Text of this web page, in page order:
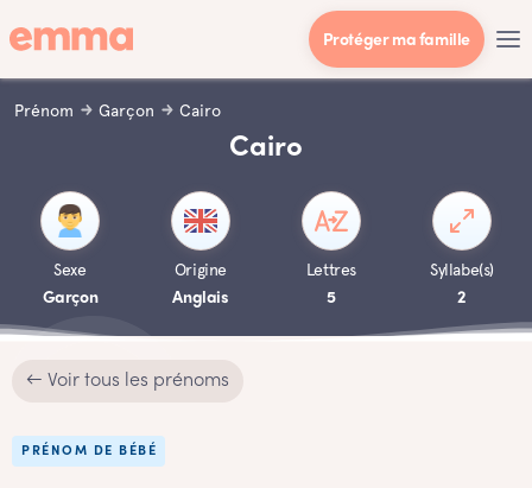
Protéger ma famille
Prénom Garçon Cairo
Cairo
Sexe
Garçon
Origine
Anglais
Lettres
5
Syllabe(s)
2
← Voir tous les prénoms
PRÉNOM DE BÉBÉ